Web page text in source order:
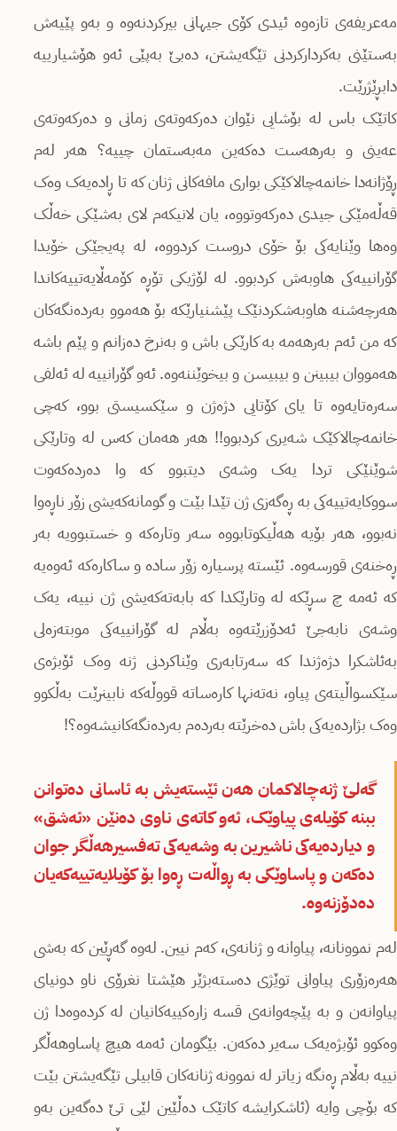
مەعریفەی تازەوە ئیدی کۆی جیهانی بیرکردنەوە و بەو پێیەش
بەستێنی بەکردارکردنی تێگەیشتن، دەبێ بەپێی ئەو هۆشیارییە
دابڕێژرێت.
کاتێک باس لە بۆشایی نێوان دەرکەوتەی زمانی و دەرکەوتەی
عەینی و بەرهەست دەکەین مەبەستمان چییە؟ هەر لەم
ڕۆژانەدا خانمەچالاکێکی بواری مافەکانی ژنان کە تا ڕادەیەک وەک
قەڵەمێکی جیدی دەرکەوتووە، یان لانیکەم لای بەشێکی خەڵک
وەها وێنایەکی بۆ خۆی دروست کردووە، لە پەیجێکی خۆیدا
گۆرانییەکی هاوبەش کردبوو. لە لۆژیکی تۆڕە کۆمەڵایەتییەکاندا
هەرچەشنە هاوبەشکردنێک پێشنیارێکە بۆ هەموو بەردەنگەکان
کە من ئەم بەرهەمە بە کارێکی باش و بەنرخ دەزانم و پێم باشە
هەمووان بیبینن و بیبیسن و بیخوێننەوە. ئەو گۆرانییە لە ئەلفی
سەرەتایەوە تا یای کۆتایی دژەژن و سێکسیستی بوو، کەچی
خانمەچالاکێک شەیری کردبوو!! هەر هەمان کەس لە وتارێکی
شوێنێکی تردا یەک وشەی دیتبوو کە وا دەردەکەوت
سووکایەتییەکی بە ڕەگەزی ژن تێدا بێت و گومانەکەیشی زۆر ناڕەوا
نەبوو، هەر بۆیە هەڵیکوتابووە سەر وتارەکە و خستبوویە بەر
ڕەخنەی قورسەوە. ئێستە پرسیارە زۆر سادە و ساکارەکە ئەوەیە
کە ئەمە چ سڕێکە لە وتارێکدا کە بابەتەکەیشی ژن نییە، یەک
وشەی نابەجێ ئەدۆزرێتەوە بەڵام لە گۆرانییەکی موبتەزەلی
بەئاشکرا دژەژندا کە سەرتابەری وێناکردنی ژنە وەک ئۆبژەی
سێکسواڵیتەی پیاو، نەتەنها کارەساتە قووڵەکە نابینرێت بەڵکوو
وەک بژاردەیەکی باش دەخرێتە بەردەم بەردەنگەکانیشەوە؟!
گەلێ ژنەچالاکمان هەن ئێستەیش بە ئاسانی دەتوانن
ببنە کۆیلەی پیاوێک، ئەو کاتەی ناوی دەنێن «ئەشق»
و دیاردەیەکی ناشیرین بە وشەیەکی تەفسیرهەڵگر جوان
دەکەن و پاساوێکی بە ڕواڵەت ڕەوا بۆ کۆیلایەتییەکەیان
دەدۆزنەوە.
لەم نموونانە، پیاوانە و ژنانەی، کەم نیین. لەوە گەڕێین کە بەشی
هەرەزۆری پیاوانی توێژی دەستەبژێر هێشتا نغرۆی ناو دونیای
پیاوانەن و بە پێچەوانەی قسە زارەکییەکانیان لە کردەوەدا ژن
وەکوو ئۆبژەیەک سەیر دەکەن. بێگومان ئەمە هیچ پاساوهەڵگر
نییە بەڵام ڕەنگە زیاتر لە نموونە ژنانەکان قابیلی تێگەیشتن بێت
کە بۆچی وایە (ئاشکرایشە کاتێک دەڵێین لێی تێ دەگەین بەو